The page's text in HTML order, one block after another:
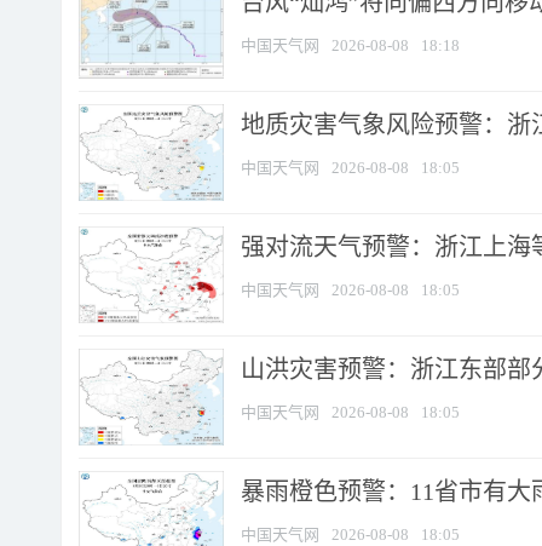
中国天气网 2026-08-08 18:18
地质灾害气象风险预警：
中国天气网 2026-08-08 18:05
强对流天气预警：浙江上海
中国天气网 2026-08-08 18:05
山洪灾害预警：浙江东部
中国天气网 2026-08-08 18:05
暴雨橙色预警：11省市有
中国天气网 2026-08-08 18:05